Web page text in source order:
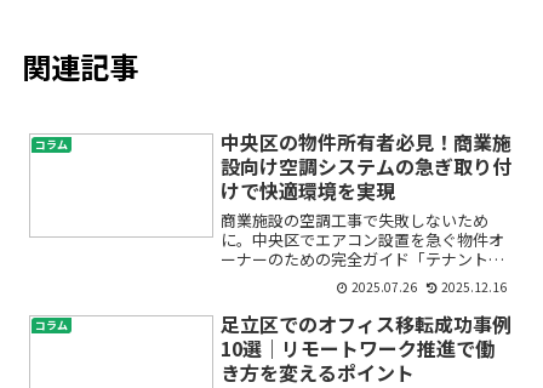
関連記事
コラム
中央区の物件所有者必見！商業施
設向け空調システムの急ぎ取り付
けで快適環境を実現
商業施設の空調工事で失敗しないため
に。中央区でエアコン設置を急ぐ物件オ
ーナーのための完全ガイド「テナントか
らエアコンの故障で苦情が来てしまっ
た」「商業施設の空調工事、どこに頼め
ば良いか分からない」「物件の快適さを
保ちたいけれど、急ぎで対応し...
2025.07.26 2025.12.16
コラム
足立区でのオフィス移転成功事例
10選｜リモートワーク推進で働
き方を変えるポイント